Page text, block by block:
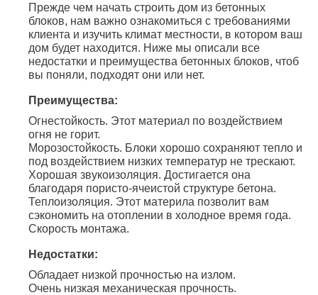
Прежде чем начать строить дом из бетонных
блоков, нам важно ознакомиться с требованиями
клиента и изучить климат местности, в котором ваш
дом будет находится. Ниже мы описали все
недостатки и преимущества бетонных блоков, чтоб
вы поняли, подходят они или нет.
Преимущества:
Огнестойкость. Этот материал по воздействием
огня не горит.
Морозостойкость. Блоки хорошо сохраняют тепло и
под воздействием низких температур не трескают.
Хорошая звукоизоляция. Достигается она
благодаря пористо-ячеистой структуре бетона.
Теплоизоляция. Этот материла позволит вам
сэкономить на отоплении в холодное время года.
Скорость монтажа.
Недостатки:
Обладает низкой прочностью на излом.
Очень низкая механическая прочность.